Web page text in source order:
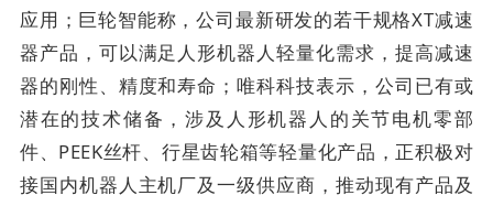
应用；巨轮智能称，公司最新研发的若干规格XT减速
器产品，可以满足人形机器人轻量化需求，提高减速
器的刚性、精度和寿命；唯科科技表示，公司已有或
潜在的技术储备，涉及人形机器人的关节电机零部
件、PEEK丝杆、行星齿轮箱等轻量化产品，正积极对
接国内机器人主机厂及一级供应商，推动现有产品及